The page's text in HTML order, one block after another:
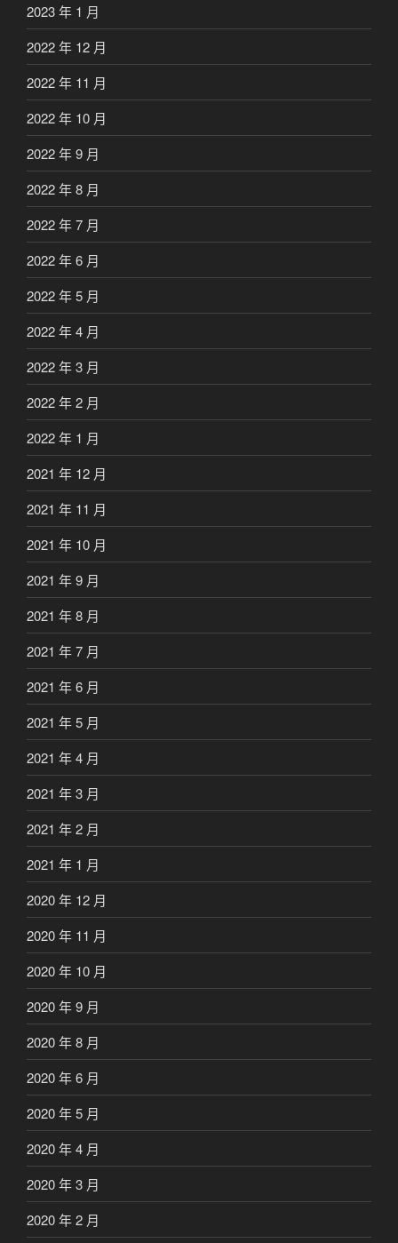
2023 年 1 月
2022 年 12 月
2022 年 11 月
2022 年 10 月
2022 年 9 月
2022 年 8 月
2022 年 7 月
2022 年 6 月
2022 年 5 月
2022 年 4 月
2022 年 3 月
2022 年 2 月
2022 年 1 月
2021 年 12 月
2021 年 11 月
2021 年 10 月
2021 年 9 月
2021 年 8 月
2021 年 7 月
2021 年 6 月
2021 年 5 月
2021 年 4 月
2021 年 3 月
2021 年 2 月
2021 年 1 月
2020 年 12 月
2020 年 11 月
2020 年 10 月
2020 年 9 月
2020 年 8 月
2020 年 6 月
2020 年 5 月
2020 年 4 月
2020 年 3 月
2020 年 2 月